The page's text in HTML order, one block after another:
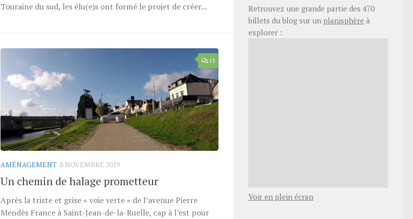
Touraine du sud, les élu(e)s ont formé le projet de créer...
13
AMÉNAGEMENT 8 NOVEMBRE 2019
Un chemin de halage prometteur
Après la triste et grise « voie verte » de l’avenue Pierre
Mendès France à Saint-Jean-de-la-Ruelle, cap à l’est pour
Retrouvez une grande partie des 470
billets du blog sur un planisphère à
explorer :
Voir en plein écran